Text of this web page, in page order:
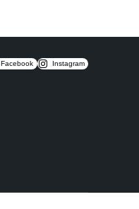
Facebook Instagram